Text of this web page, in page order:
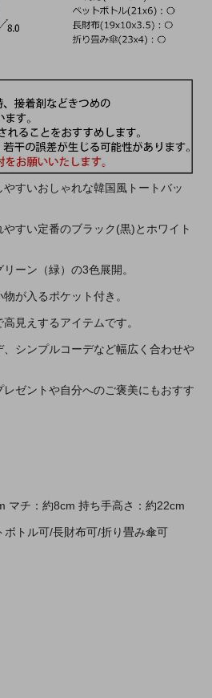
すいおしゃれな韓国風トートバッ
すい定番のブラック(黒)とホワイト
ーン（緑）の3色展開。
が入るポケット付き。
見えするアイテムです。
シンプルコーデなど幅広く合わせや
ゼントや自分へのご褒美にもおすす
マチ：約8cm 持ち手高さ：約22cm
トル可/長財布可/折り畳み傘可